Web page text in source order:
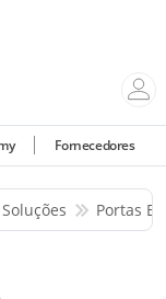
Fornecedores
Portas E